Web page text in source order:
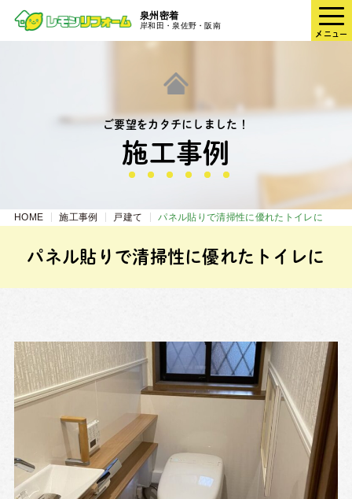
泉州密着
岸和田・泉佐野・阪南
メニュー
ご要望をカタチにしました！
施⼯事例
HOME 施工事例 戸建て パネル貼りで清掃性に優れたトイレに
パネル貼りで清掃性に優れたトイレに